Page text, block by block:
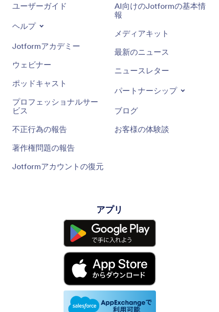
ユーザーガイド
ヘルプ
Jotformアカデミー
ウェビナー
ポッドキャスト
プロフェッショナルサー
ビス
不正行為の報告
著作権問題の報告
Jotformアカウントの復元
AI向けのJotformの基本情
報
メディアキット
最新のニュース
ニュースレター
パートナーシップ
ブログ
お客様の体験談
アプリ